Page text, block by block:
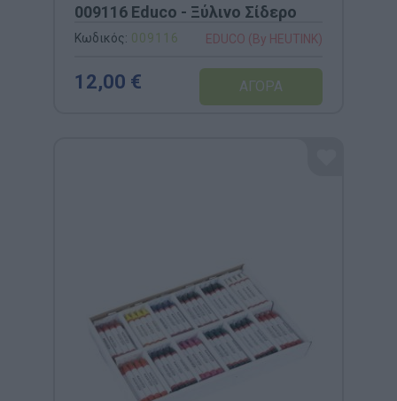
009116 Educo - Ξύλινο Σίδερο
Κωδικός: 009116 EDUCO (By HEUTINK)
12,00 €